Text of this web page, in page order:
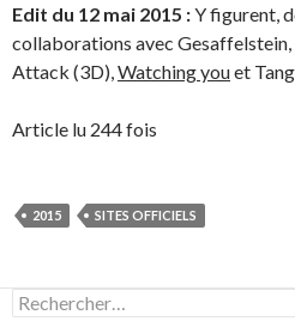
Edit du 12 mai 2015 :Y figurent,
collaborations avec Gesaffelstein,
Attack (3D), Watching youet
Article lu 244 fois
2015 SITES OFFICIELS
Rechercher :